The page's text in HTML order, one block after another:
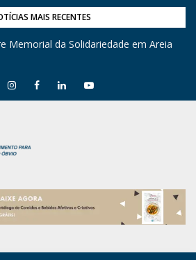
MAIS RECENTES
Memorial da Solidariedade em Areia